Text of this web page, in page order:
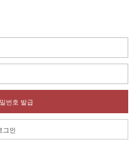
번호 발급
그인